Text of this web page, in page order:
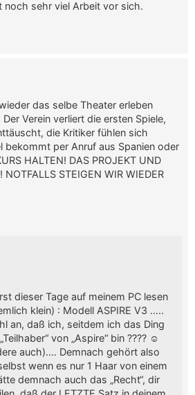
noch sehr viel Arbeit vor sich.
das selbe Theater erleben
Verein verliert die ersten Spiele,
die Kritiker fühlen sich
bekommt per Anruf aus Spanien oder
HALTEN! DAS PROJEKT UND
NOTFALLS STEIGEN WIR WIEDER
dieser Tage auf meinem PC lesen
klein) : Modell ASPIRE V3 …..
an, daß ich, seitdem ich das Ding
von „Aspire“ bin ???? ☺
auch)…. Demnach gehört also
wenn es nur 1 Haar von einem
demnach auch das „Recht“, dir